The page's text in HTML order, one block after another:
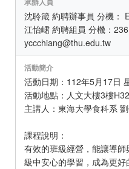
沈聆箴 約聘辦事員 分機：
江怡峮 約聘組員 分機：
yccchiang@thu.edu.tw
活動簡介
活動日期：112年5月17日
活動地點：人文大樓3樓
主講人：東海大學食科系
課程說明：
有效的班級經營，能讓導
級中安心的學習，成為更